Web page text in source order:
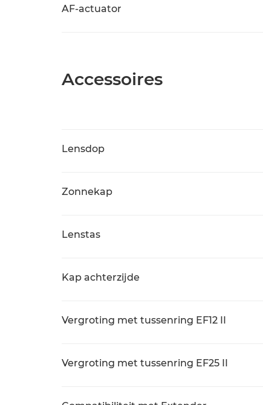
AF-actuator
Accessoires
Lensdop
Zonnekap
Lenstas
Kap achterzijde
Vergroting met tussenring EF12 II
Vergroting met tussenring EF25 II